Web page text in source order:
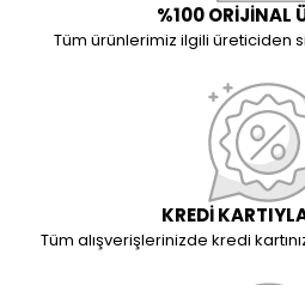
%100 ORİJİNAL
Tüm ürünlerimiz ilgili üreticiden
KREDİ
Tüm alışverişlerinizde kredi